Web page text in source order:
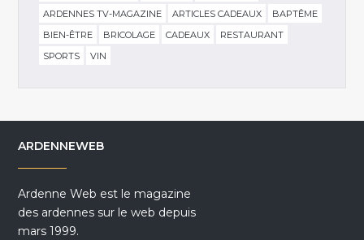
ARDENNES TV-MAGAZINE
ARTICLES CADEAUX
BAPTÊME
BIEN-ÊTRE
BRICOLAGE CADEAUX
RESTAURANT
SPORTS
VIN
ARDENNEWEB
Ardenne Web est le magazine
des ardennes sur le web depuis
mars 1999.